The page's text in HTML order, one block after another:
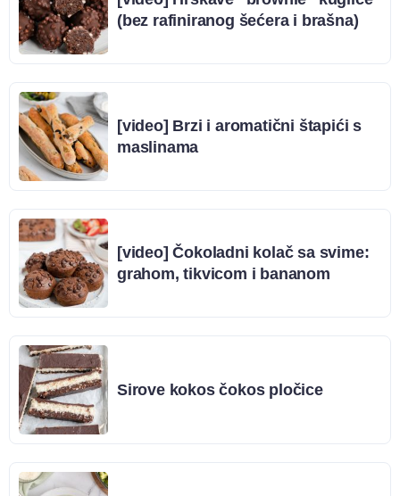
(bez rafiniranog šećera i brašna)
[video] Brzi i aromatični štapići s
maslinama
[video] Čokoladni kolač sa svime:
grahom, tikvicom i bananom
Sirove kokos čokos pločice